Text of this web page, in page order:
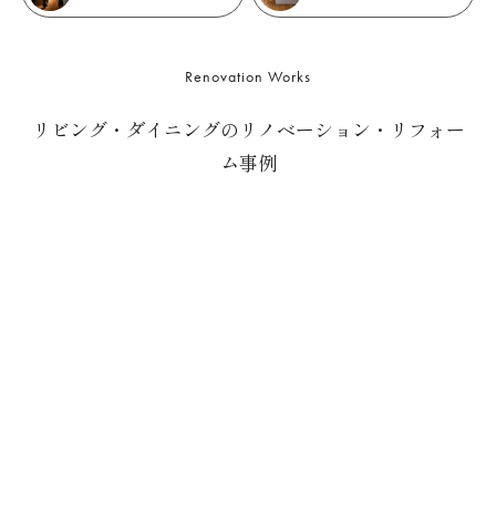
Renovation Works
リビング・ダイニングのリノベーション・リフォー
ム事例